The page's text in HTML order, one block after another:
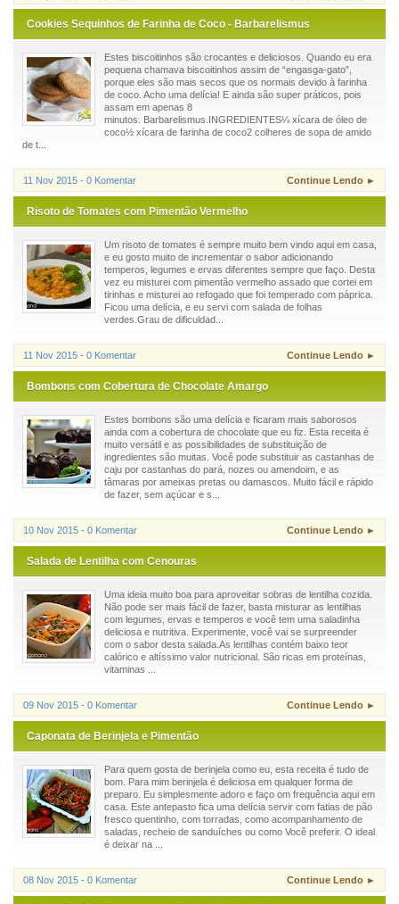
Cookies Sequinhos de Farinha de Coco - Barbarelismus
Estes biscoitinhos são crocantes e deliciosos. Quando eu era
pequena chamava biscoitinhos assim de “engasga-gato”,
porque eles são mais secos que os normais devido à farinha
de coco. Acho uma delícia! E ainda são super práticos, pois
assam em apenas 8
minutos. Barbarelismus.INGREDIENTES¼ xícara de óleo de
coco½ xícara de farinha de coco2 colheres de sopa de amido
de t...
11 Nov 2015 - 0 Komentar Continue Lendo ►
Risoto de Tomates com Pimentão Vermelho
Um risoto de tomates é sempre muito bem vindo aqui em casa,
e eu gosto muito de incrementar o sabor adicionando
temperos, legumes e ervas diferentes sempre que faço. Desta
vez eu misturei com pimentão vermelho assado que cortei em
tirinhas e misturei ao refogado que foi temperado com páprica.
Ficou uma delícia, e eu servi com salada de folhas
verdes.Grau de dificuldad...
11 Nov 2015 - 0 Komentar Continue Lendo ►
Bombons com Cobertura de Chocolate Amargo
Estes bombons são uma delícia e ficaram mais saborosos
ainda com a cobertura de chocolate que eu fiz. Esta receita é
muito versátil e as possibilidades de substituição de
ingredientes são muitas. Você pode substituir as castanhas de
caju por castanhas do pará, nozes ou amendoim, e as
tâmaras por ameixas pretas ou damascos. Muito fácil e rápido
de fazer, sem açúcar e s...
10 Nov 2015 - 0 Komentar Continue Lendo ►
Salada de Lentilha com Cenouras
Uma ideia muito boa para aproveitar sobras de lentilha cozida.
Não pode ser mais fácil de fazer, basta misturar as lentilhas
com legumes, ervas e temperos e você tem uma saladinha
deliciosa e nutritiva. Experimente, você vai se surpreender
com o sabor desta salada.As lentilhas contém baixo teor
calórico e altíssimo valor nutricional. São ricas em proteínas,
vitaminas ...
09 Nov 2015 - 0 Komentar Continue Lendo ►
Caponata de Berinjela e Pimentão
Para quem gosta de berinjela como eu, esta receita é tudo de
bom. Para mim berinjela é deliciosa em qualquer forma de
preparo. Eu simplesmente adoro e faço om frequência aqui em
casa. Este antepasto fica uma delícia servir com fatias de pão
fresco quentinho, com torradas, como acompanhamento de
saladas, recheio de sanduíches ou como Você preferir. O ideal
é deixar na ...
08 Nov 2015 - 0 Komentar Continue Lendo ►